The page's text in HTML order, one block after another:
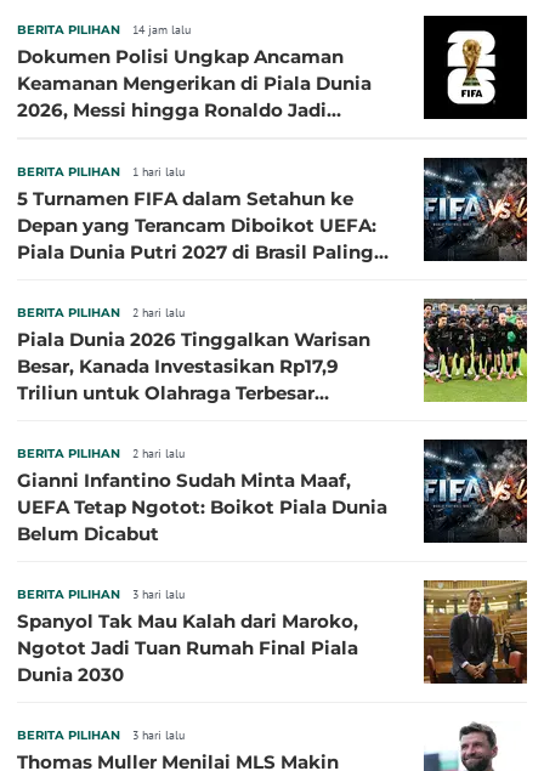
BERITA PILIHAN 14 jam lalu
Dokumen Polisi Ungkap Ancaman
Keamanan Mengerikan di Piala Dunia
2026, Messi hingga Ronaldo Jadi
BERITA PILIHAN 1 hari lalu
5 Turnamen FIFA dalam Setahun ke
Depan yang Terancam Diboikot UEFA:
Piala Dunia Putri 2027 di Brasil Paling
BERITA PILIHAN 2 hari lalu
Piala Dunia 2026 Tinggalkan Warisan
Besar, Kanada Investasikan Rp17,9
Triliun untuk Olahraga Terbesar
BERITA PILIHAN 2 hari lalu
Gianni Infantino Sudah Minta Maaf,
UEFA Tetap Ngotot: Boikot Piala Dunia
Belum Dicabut
BERITA PILIHAN 3 hari lalu
Spanyol Tak Mau Kalah dari Maroko,
Ngotot Jadi Tuan Rumah Final Piala
Dunia 2030
BERITA PILIHAN 3 hari lalu
Thomas Muller Menilai MLS Makin